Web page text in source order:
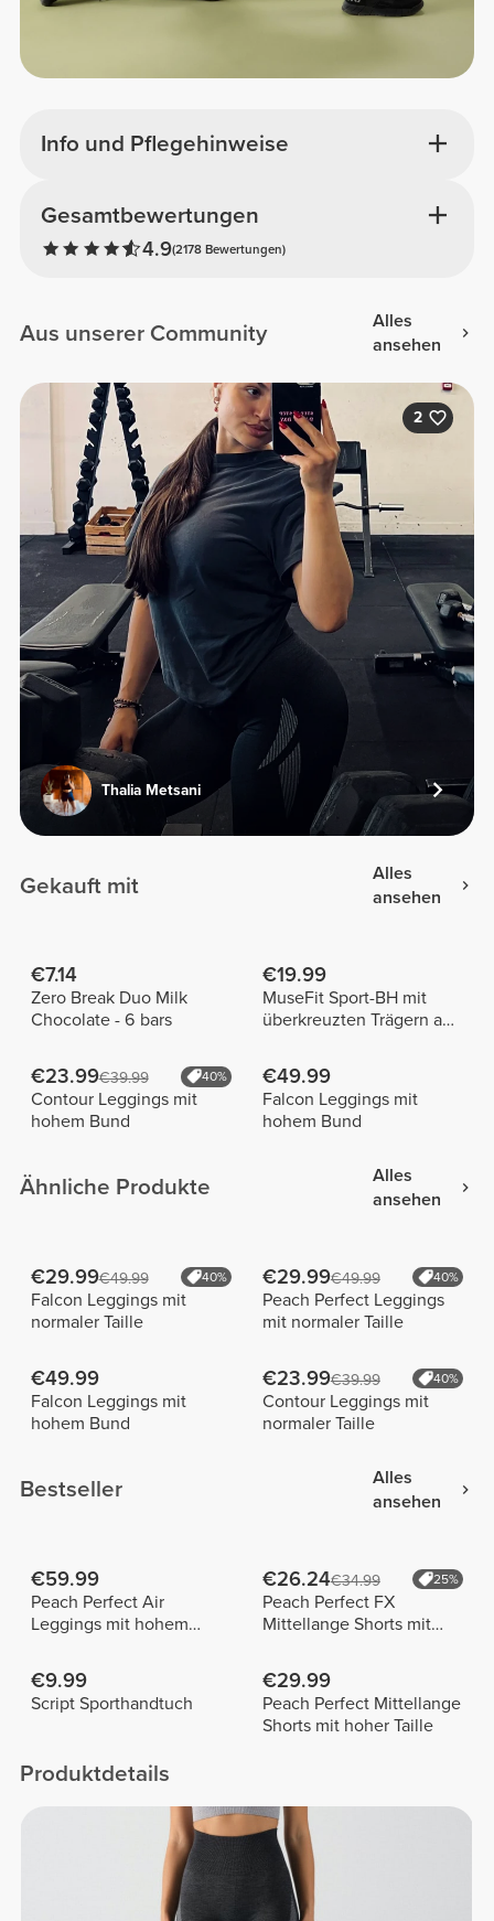
Info und Pflegehinweise
Gesamtbewertungen
4.9(2178 Bewertungen)
Aus unserer Community
Alles
ansehen
2
Thalia Metsani
Gekauft mit
Alles
ansehen
€7.14
Zero Break Duo Milk
Chocolate - 6 bars
€19.99
MuseFit Sport-BH mit
überkreuzten Trägern am
€23.99€39.99 40%
Contour Leggings mit
hohem Bund
€49.99
Falcon Leggings mit
hohem Bund
Ähnliche Produkte
Alles
ansehen
€29.99€49.99 40%
Falcon Leggings mit
normaler Taille
€29.99€49.99 40%
Peach Perfect Leggings
mit normaler Taille
€49.99
Falcon Leggings mit
hohem Bund
€23.99€39.99 40%
Contour Leggings mit
normaler Taille
Bestseller
Alles
ansehen
€59.99
Peach Perfect Air
Leggings mit hohem
€26.24€34.99 25%
Peach Perfect FX
Mittellange Shorts mit
€9.99
Script Sporthandtuch
€29.99
Peach Perfect Mittellange
Shorts mit hoher Taille
Produktdetails